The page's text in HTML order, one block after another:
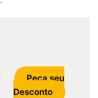
Peça seu
Desconto